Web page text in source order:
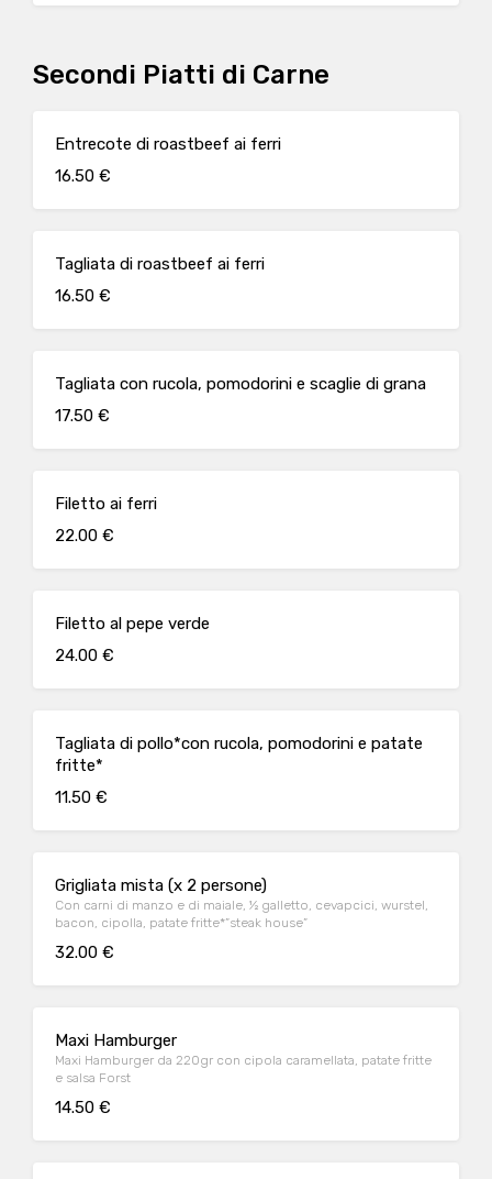
Secondi Piatti di Carne
Entrecote di roastbeef ai ferri
16.50 €
Tagliata di roastbeef ai ferri
16.50 €
Tagliata con rucola, pomodorini e scaglie di grana
17.50 €
Filetto ai ferri
22.00 €
Filetto al pepe verde
24.00 €
Tagliata di pollo*con rucola, pomodorini e patate
fritte*
11.50 €
Grigliata mista (x 2 persone)
Con carni di manzo e di maiale, ½ galletto, cevapcici, wurstel,
bacon, cipolla, patate fritte*”steak house”
32.00 €
Maxi Hamburger
Maxi Hamburger da 220gr con cipola caramellata, patate fritte
e salsa Forst
14.50 €